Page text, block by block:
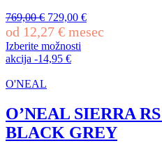
769,00€ Izvirna
cena
je
bila:
769,00 €.
729,00 €Trenutna
cena
od 12,27 € mesec
Izberite možnosti
Ta
ima
različic.
Možnosti
lahko
akcija -14,95 €
O'NEAL
O’NEAL SIERRA
BLACK GREY